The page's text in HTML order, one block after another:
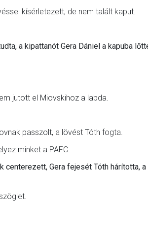
kísérletezett, de nem talált kaput.
a kipattanót Gera Dániel a kapuba
jutott el Miovskihoz a labda.
passzolt, a lövést Tóth fogta.
minket a PAFC.
centerezett, Gera fejesét Tóth hárította, a